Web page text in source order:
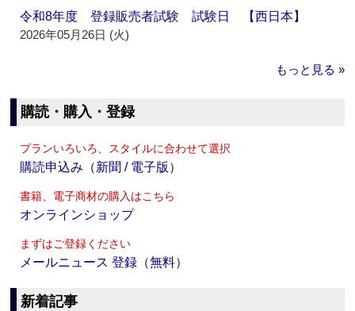
令和8年度 登録販売者試験 試験日 【西日本】
2026年05月26日 (火)
もっと見る »
購読・購入・登録
プランいろいろ、スタイルに合わせて選択
購読申込み（新聞 / 電子版）
書籍、電子商材の購入はこちら
オンラインショップ
まずはご登録ください
メールニュース 登録（無料）
新着記事